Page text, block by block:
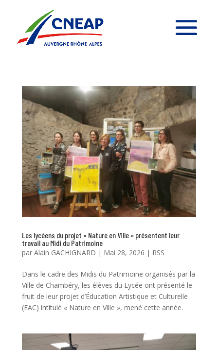
Les lycéens du projet « Nature en Ville » présentent leur
travail au Midi du Patrimoine
par Alain GACHIGNARD | Mai 28, 2026 | RSS
Dans le cadre des Midis du Patrimoine organisés par la
Ville de Chambéry, les élèves du Lycée ont présenté le
fruit de leur projet d’Éducation Artistique et Culturelle
(EAC) intitulé « Nature en Ville », mené cette année.